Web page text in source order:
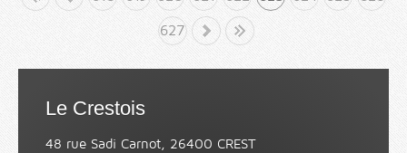
627
» Fin
Le Crestois
48 rue Sadi Carnot, 26400 CREST